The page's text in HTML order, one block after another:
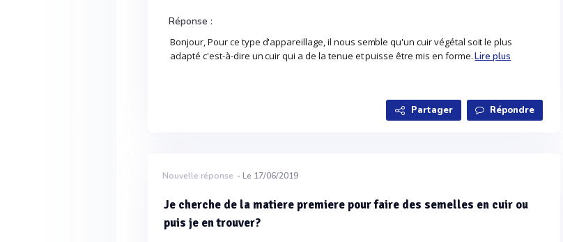
Réponse :
Bonjour, Pour ce type d'appareillage, il nous semble qu'un cuir végétal soit le plus
adapté c'est-à-dire un cuir qui a de la tenue et puisse être mis en forme.Lire plus
Partager Répondre
Nouvelle réponse - Le 17/06/2019
Je cherche de la matiere premiere pour faire des semelles en cuir ou
puis je en trouver?